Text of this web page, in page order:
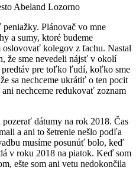
Abeland Lozorno
Plánovač vo mne
a sumy, ktoré budeme
kolegov z fachu. Nastal
že sme nevedeli nájsť v okolí
pre toľko ľudí, koľko sme
sa nechceme ukrátiť o ten pocit
nechceme redukovať zoznam
dátumy na rok 2018. Čas
a ani to šetrenie nešlo podľa
musíme posunúť bolo, keď
v roku 2018 na piatok. Keď som
ešte som ani vetu nedokončila